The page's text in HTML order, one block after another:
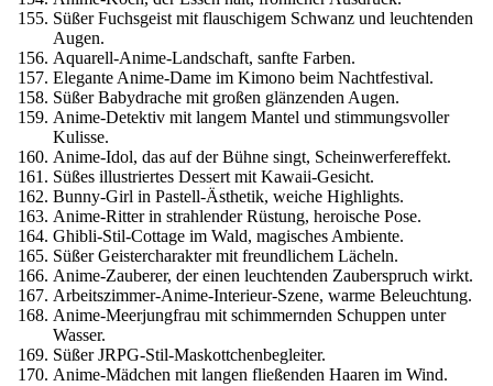
Süßer Fuchsgeist mit flauschigem Schwanz und leuchtenden
Augen.
Aquarell-Anime-Landschaft, sanfte Farben.
Elegante Anime-Dame im Kimono beim Nachtfestival.
Süßer Babydrache mit großen glänzenden Augen.
Anime-Detektiv mit langem Mantel und stimmungsvoller
Kulisse.
Anime-Idol, das auf der Bühne singt, Scheinwerfereffekt.
Süßes illustriertes Dessert mit Kawaii-Gesicht.
Bunny-Girl in Pastell-Ästhetik, weiche Highlights.
Anime-Ritter in strahlender Rüstung, heroische Pose.
Ghibli-Stil-Cottage im Wald, magisches Ambiente.
Süßer Geistercharakter mit freundlichem Lächeln.
Anime-Zauberer, der einen leuchtenden Zauberspruch wirkt.
Arbeitszimmer-Anime-Interieur-Szene, warme Beleuchtung.
Anime-Meerjungfrau mit schimmernden Schuppen unter
Wasser.
Süßer JRPG-Stil-Maskottchenbegleiter.
Anime-Mädchen mit langen fließenden Haaren im Wind.